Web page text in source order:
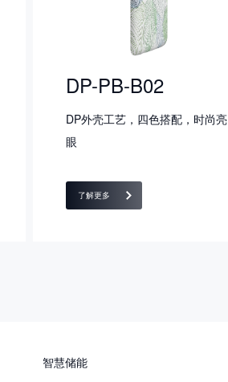
DP-PB-B02
DP外壳工艺，四色搭配，时尚亮
眼
了解更多
智慧储能